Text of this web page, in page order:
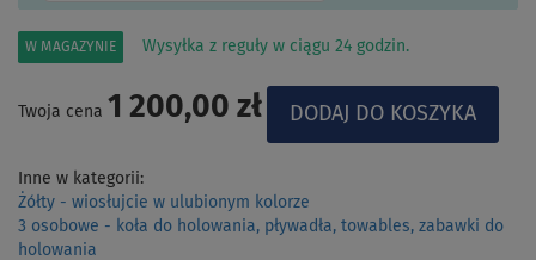
W MAGAZYNIE Wysyłka z reguły w ciągu 24 godzin.
Twoja cena 1 200,00 zł
Inne w kategorii:
Żółty - wiosłujcie w ulubionym kolorze
3 osobowe - koła do holowania, pływadła, towables, zabawki do
holowania